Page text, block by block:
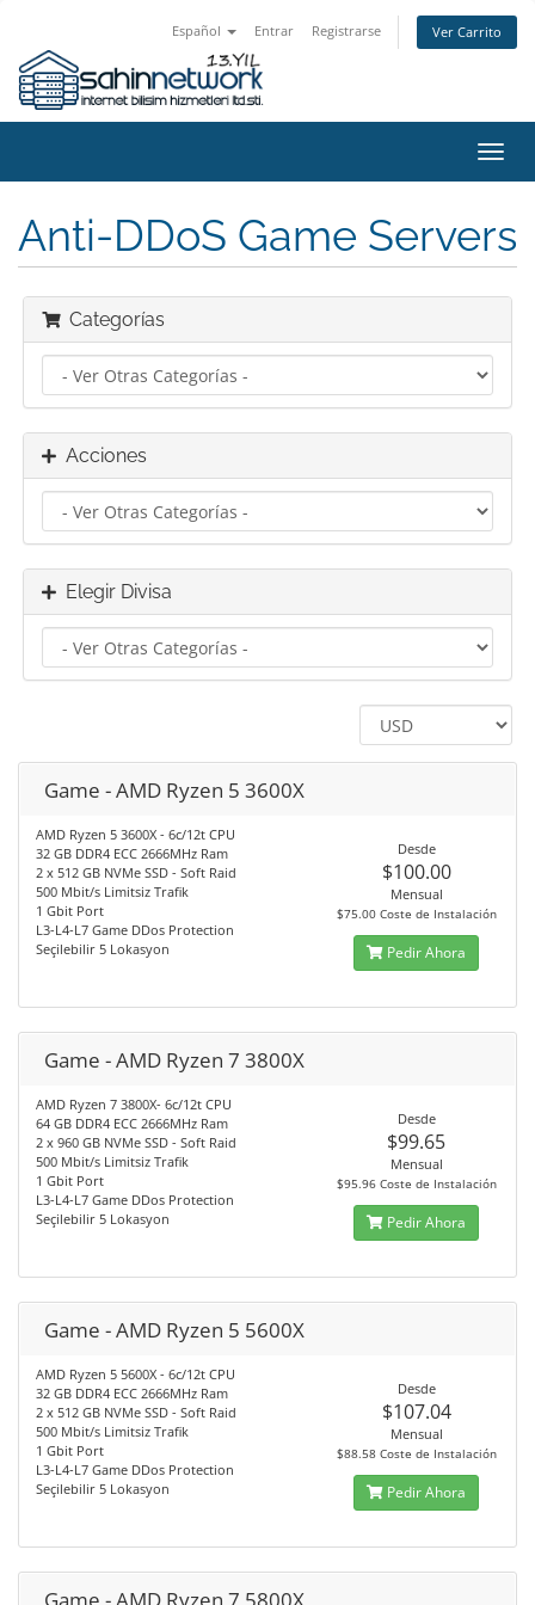
Español Entrar Registrarse Ver Carrito
Anti-DDoS Game Servers
Categorías
Acciones
Elegir Divisa
Game - AMD Ryzen 5 3600X
AMD Ryzen 5 3600X - 6c/12t CPU
32 GB DDR4 ECC 2666MHz Ram
2 x 512 GB NVMe SSD - Soft Raid
500 Mbit/s Limitsiz Trafik
1 Gbit Port
L3-L4-L7 Game DDos Protection
Seçilebilir 5 Lokasyon
Desde
$100.00
Mensual
$75.00 Coste de Instalación
Pedir Ahora
Game - AMD Ryzen 7 3800X
AMD Ryzen 7 3800X- 6c/12t CPU
64 GB DDR4 ECC 2666MHz Ram
2 x 960 GB NVMe SSD - Soft Raid
500 Mbit/s Limitsiz Trafik
1 Gbit Port
L3-L4-L7 Game DDos Protection
Seçilebilir 5 Lokasyon
Desde
$99.65
Mensual
$95.96 Coste de Instalación
Pedir Ahora
Game - AMD Ryzen 5 5600X
AMD Ryzen 5 5600X - 6c/12t CPU
32 GB DDR4 ECC 2666MHz Ram
2 x 512 GB NVMe SSD - Soft Raid
500 Mbit/s Limitsiz Trafik
1 Gbit Port
L3-L4-L7 Game DDos Protection
Seçilebilir 5 Lokasyon
Desde
$107.04
Mensual
$88.58 Coste de Instalación
Pedir Ahora